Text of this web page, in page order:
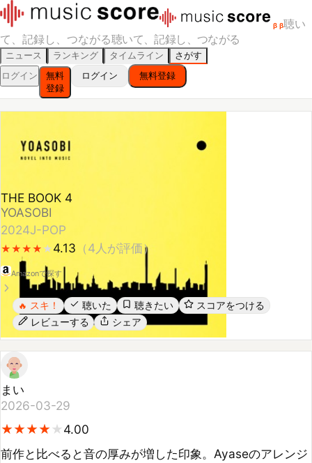
β β聴い
て、記録し、つながる聴いて、記録し、つながる
ニュース ランキング タイムライン
さがす
ログイン
無料
登録
ログイン 無料登録
YOASOBI
2024J-POP
★
★★
★★
★★
★★4.13
Amazonで探す
スキ！ 聴いた 聴きたい
スコアをつける
レビューする
シェア
まい
2026-03-29
★
★ ★
★
力が進化。